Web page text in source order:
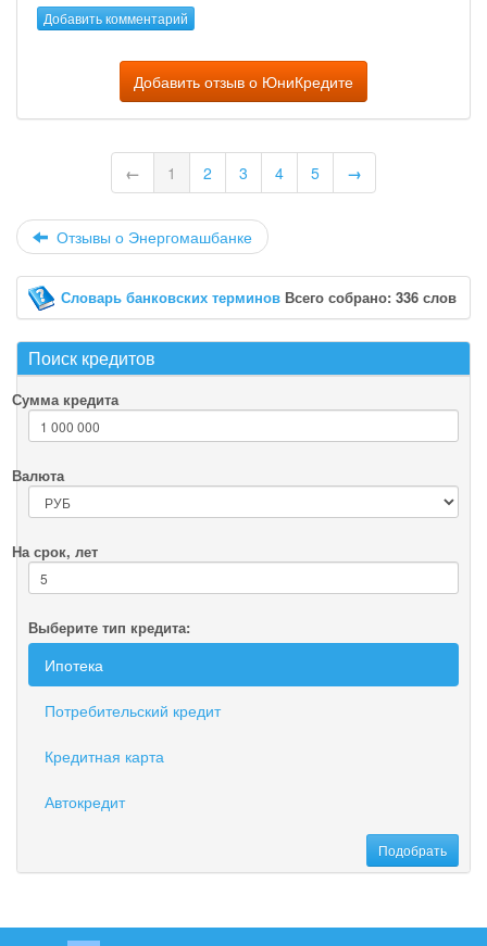
Добавить комментарий
Добавить отзыв о ЮниКредите
← 1 2 3 4 5 →
Отзывы о Энергомашбанке
Словарь банковских терминов Всего собрано: 336 слов
Поиск кредитов
Сумма кредита
Валюта
На срок, лет
Выберите тип кредита:
Ипотека
Потребительский кредит
Кредитная карта
Автокредит